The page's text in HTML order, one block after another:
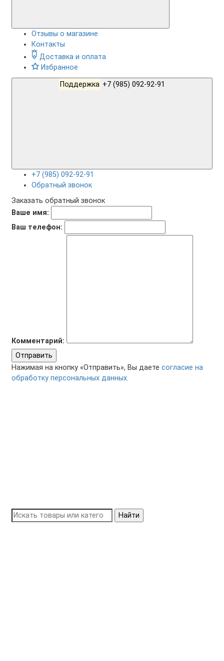
Отзывы о магазине
Контакты
Доставка и оплата
Избранное
Поддержка
+7 (985) 092-92-91
Обратный звонок
Заказать обратный звонок
Ваше имя:
Ваш телефон:
Комментарий:
Отправить
Нажимая на кнопку «Отправить», Вы даете согласие на
обработку персональных данных.
Найти